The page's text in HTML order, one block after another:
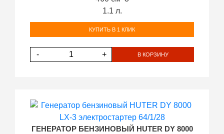
1.1 л.
КУПИТЬ В 1 КЛИК
- + В КОРЗИНУ
ГЕНЕРАТОР БЕНЗИНОВЫЙ HUTER DY 8000